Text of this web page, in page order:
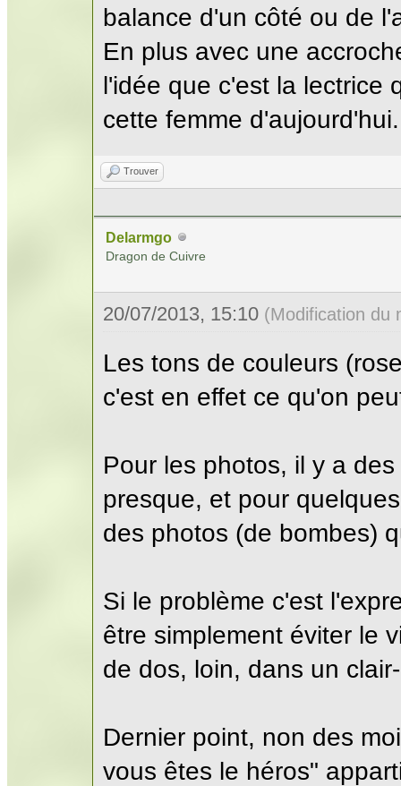
balance d'un côté ou de
En plus avec une
l'idée que c'est la lectrice
cette femme d'aujourd'hui.
Trouver
Delarmgo
Dragon de Cuivre
20/07/2013, 15:10 (Modification du
Les tons de couleurs
c'est en effet ce qu'on
Pour les photos, il y a
presque, et pour
des photos (de bombes)
Si le problème c'est
être simplement éviter le
de dos, loin, dans un
Dernier point, non des
vous êtes le héros"